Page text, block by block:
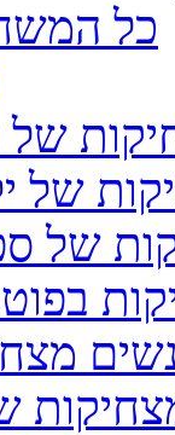
כל
של
של
של